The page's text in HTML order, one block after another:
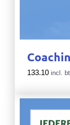
133.10 incl.